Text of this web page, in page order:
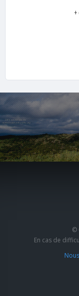
+
©
En cas de